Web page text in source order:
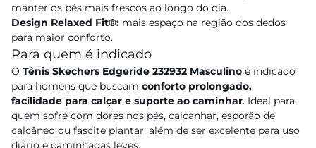
manter os pés mais frescos ao longo do dia.
Design Relaxed Fit®: mais espaço na região dos dedos
para maior conforto.
Para quem é indicado
O Tênis Skechers Edgeride 232932 Masculino é indicado
para homens que buscam conforto prolongado,
facilidade para calçar e suporte ao caminhar. Ideal para
quem sofre com dores nos pés, calcanhar, esporão de
calcâneo ou fascite plantar, além de ser excelente para uso
diário e caminhadas leves.